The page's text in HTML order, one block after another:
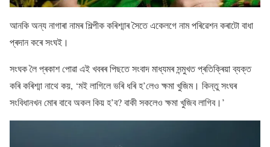
আনকি অন্য নাগাৰা নামৰ শিল্পীক কৰিশ্মাৰ সৈতে একেলগে নাম পৰিৱেশন কৰাটো বাধা
প্ৰদান কৰে সংঘই।
সংঘক লৈ প্ৰকাশ পোৱা এই খবৰৰ পিছতে সংবাদ মাধ্যমৰ সন্মুখত প্ৰতিক্ৰিয়া ব্যক্ত
কৰি কৰিশ্মা নাথে কয়, ‘মই লাগিলে ভৰি ধৰি হ’লেও ক্ষমা খুজিম। কিন্তু সংঘৰ
সংবিধানখন মোৰ বাবে অকল কিয় হ’ব? বাকী সকলেও ক্ষমা খুজিব লাগিব।’